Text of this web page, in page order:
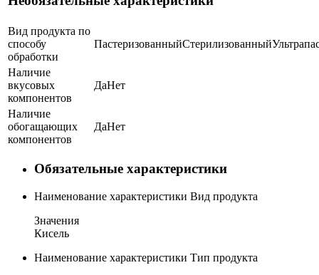
Вид продукта по
способу
обработки
ПастеризованныйСтерилизованный
Наличие
вкусовых
компонентов
ДаНет
Наличие
обогащающих
компонентов
ДаНет
Обязательные характеристики
Наименование характеристики Вид продукта
Значения
Кисель
Наименование характеристики Тип продукта